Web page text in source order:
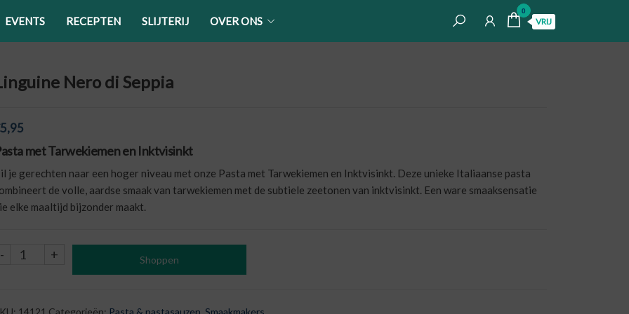
0
VRIJ
EVENTS RECEPTEN SLIJTERIJ OVER ONS
Nero di Seppia
5,95
met Tarwekiemen en Inktvisinkt
je gerechten naar een hoger niveau met onze Pasta met Tarwekiemen en Inktvisinkt. Deze unieke Italiaanse pasta
de volle, aardse smaak van tarwekiemen met de subtiele zeetonen van inktvisinkt. Een ware smaaksensatie
elke maaltijd bijzonder maakt.
-
Linguine
+ Shoppen
14121 Categorieën: Pasta & pastasauzen, Smaakmakers